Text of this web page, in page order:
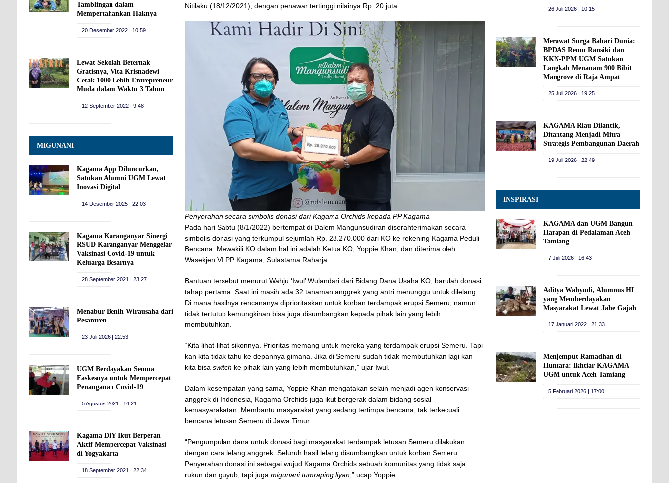
Nitilaku (18/12/2021), dengan penawar tertinggi nilainya Rp. 20 juta.
Penyerahan secara simbolis donasi dari Kagama Orchids kepada PP Kagama
Pada hari Sabtu (8/1/2022) bertempat di Dalem Mangunsudiran diserahterimakan secara
simbolis donasi yang terkumpul sejumlah Rp. 28.270.000 dari KO ke rekening Kagama Peduli
Bencana. Mewakili KO dalam hal ini adalah Ketua KO, Yoppie Khan, dan diterima oleh
Wasekjen VI PP Kagama, Sulastama Raharja.
Bantuan tersebut menurut Wahju ‘Iwul’ Wulandari dari Bidang Dana Usaha KO, barulah donasi
tahap pertama. Saat ini masih ada 32 tanaman anggrek yang antri menunggu untuk dilelang.
Di mana hasilnya rencananya diprioritaskan untuk korban terdampak erupsi Semeru, namun
tidak tertutup kemungkinan bisa juga disumbangkan kepada pihak lain yang lebih
membutuhkan.
“Kita lihat-lihat sikonnya. Prioritas memang untuk mereka yang terdampak erupsi Semeru. Tapi
kan kita tidak tahu ke depannya gimana. Jika di Semeru sudah tidak membutuhkan lagi kan
kita bisaswitch ke pihak lain yang lebih membutuhkan,” ujar Iwul.
Dalam kesempatan yang sama, Yoppie Khan mengatakan selain menjadi agen konservasi
anggrek di Indonesia, Kagama Orchids juga ikut bergerak dalam bidang sosial
kemasyarakatan. Membantu masyarakat yang sedang tertimpa bencana, tak terkecuali
bencana letusan Semeru di Jawa Timur.
“Pengumpulan dana untuk donasi bagi masyarakat terdampak letusan Semeru dilakukan
dengan cara lelang anggrek. Seluruh hasil lelang disumbangkan untuk korban Semeru.
Penyerahan donasi ini sebagai wujud Kagama Orchids sebuah komunitas yang tidak saja
rukun dan guyub, tapi jugamigunani tumraping liyan ,” ucap Yoppie.
Tamblingan dalam
Mempertahankan Haknya
20 Desember 2022 | 10:59
Lewat Sekolah Beternak
Gratisnya, Vita Krisnadewi
Cetak 1000 Lebih Entrepreneur
Muda dalam Waktu 3 Tahun
12 September 2022 | 9:48
MIGUNANI
Kagama App Diluncurkan,
Satukan Alumni UGM Lewat
Inovasi Digital
14 Desember 2025 | 22:03
Kagama Karanganyar Sinergi
RSUD Karanganyar Menggelar
Vaksinasi Covid-19 untuk
Keluarga Besarnya
28 September 2021 | 23:27
Menabur Benih Wirausaha dari
Pesantren
23 Juli 2026 | 22:53
UGM Berdayakan Semua
Faskesnya untuk Mempercepat
Penanganan Covid-19
5 Agustus 2021 | 14:21
Kagama DIY Ikut Berperan
Aktif Mempercepat Vaksinasi
di Yogyakarta
18 September 2021 | 22:34
26 Juli 2026 | 10:15
Merawat Surga Bahari Dunia:
BPDAS Remu Ransiki dan
KKN-PPM UGM Satukan
Langkah Menanam 900 Bibit
Mangrove di Raja Ampat
25 Juli 2026 | 19:25
KAGAMA Riau Dilantik,
Ditantang Menjadi Mitra
Strategis Pembangunan Daerah
19 Juli 2026 | 22:49
INSPIRASI
KAGAMA dan UGM Bangun
Harapan di Pedalaman Aceh
Tamiang
7 Juli 2026 | 16:43
Aditya Wahyudi, Alumnus HI
yang Memberdayakan
Masyarakat Lewat Jahe Gajah
17 Januari 2022 | 21:33
Menjemput Ramadhan di
Huntara: Ikhtiar KAGAMA–
UGM untuk Aceh Tamiang
5 Februari 2026 | 17:00